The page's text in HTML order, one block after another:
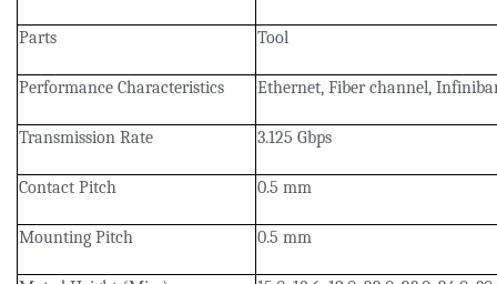
Parts Tool
Performance Characteristics Ethernet, Fiber channel,
Transmission Rate 3.125 Gbps
Contact Pitch 0.5 mm
Mounting Pitch 0.5 mm